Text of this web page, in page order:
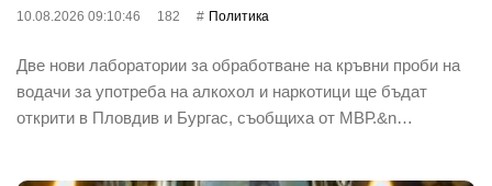
10.08.2026 09:10:46 182 Политика
Две нови лаборатории за обработване на кръвни проби на
водачи за употреба на алкохол и наркотици ще бъдат
открити в Пловдив и Бургас, съобщиха от МВР.&n…